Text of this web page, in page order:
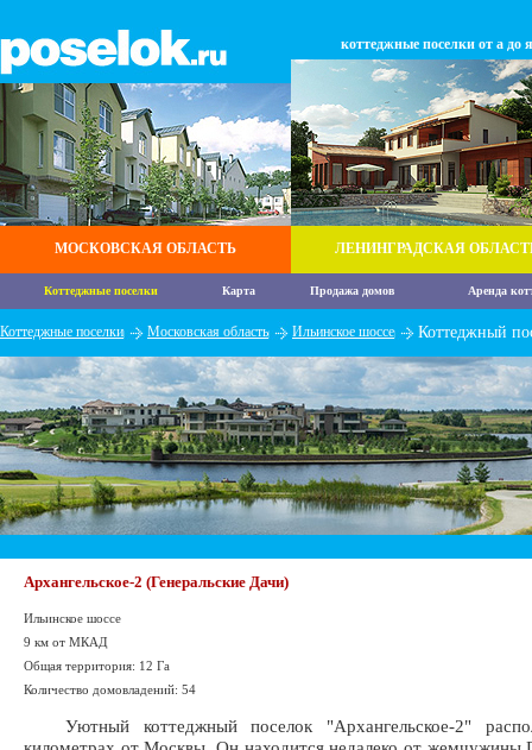
МОСКОВСКАЯ ОБЛАСТЬ
коттеджные поселки от а до я
ЛЕНИНГРАДСКАЯ
Коттеджные поселки Карта Продажа домов Аренда
Коттеджные поселки Московская область Ильинское шоссе Коттеджный
Архангельское-2 (Генеральские Дачи)
Ильинское шоссе
9 км от МКАД
Общая территория: 12 Га
Количество домовладений: 54
Уютный коттеджный поселок "Архангельское-2"